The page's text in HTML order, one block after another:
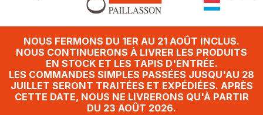
NOUS FERMONS DU 1ER AU 21 AOÛT INCLUS.
NOUS CONTINUERONS À LIVRER LES PRODUITS
EN STOCK ET LES TAPIS D'ENTRÉE.
LES COMMANDES SIMPLES PASSÉES JUSQU'AU 28
JUILLET SERONT TRAITÉES ET EXPÉDIÉES. APRÈS
CETTE DATE, NOUS NE LIVRERONS QU'À PARTIR
DU 23 AOÛT 2026.